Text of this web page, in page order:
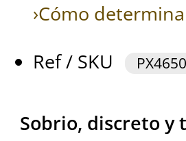
›Cómo
Ref / SKU
PX4650
Sobrio, discreto